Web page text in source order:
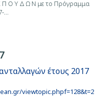
Π Ο Υ Δ Ω Ν με το Πρόγραμμα
…
έτους 2017
viewtopic.phpf=128&t=2